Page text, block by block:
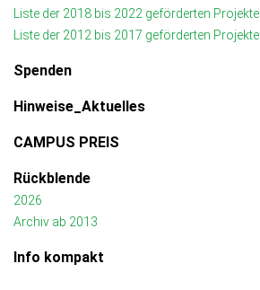
Liste der 2018 bis 2022 geförderten Projekte
Liste der 2012 bis 2017 geförderten Projekte
Spenden
Hinweise_Aktuelles
CAMPUS PREIS
Rückblende
2026
Archiv ab 2013
Info kompakt